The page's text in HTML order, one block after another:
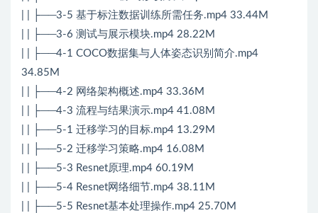
| | ├──3-5 基于标注数据训练所需任务.mp4 33.44M
| | ├──3-6 测试与展示模块.mp4 28.22M
| | ├──4-1 COCO数据集与人体姿态识别简介.mp4
34.85M
| | ├──4-2 网络架构概述.mp4 33.36M
| | ├──4-3 流程与结果演示.mp4 41.08M
| | ├──5-1 迁移学习的目标.mp4 13.29M
| | ├──5-2 迁移学习策略.mp4 16.08M
| | ├──5-3 Resnet原理.mp4 60.19M
| | ├──5-4 Resnet网络细节.mp4 38.11M
| | ├──5-5 Resnet基本处理操作.mp4 25.70M